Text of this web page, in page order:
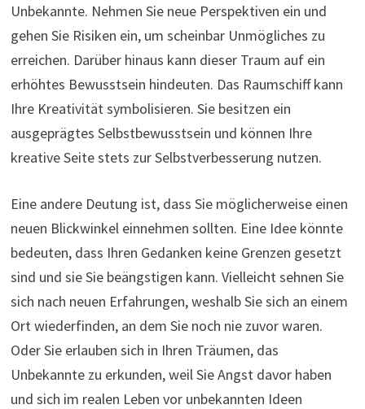
Unbekannte. Nehmen Sie neue Perspektiven ein und
gehen Sie Risiken ein, um scheinbar Unmögliches zu
erreichen. Darüber hinaus kann dieser Traum auf ein
erhöhtes Bewusstsein hindeuten. Das Raumschiff kann
Ihre Kreativität symbolisieren. Sie besitzen ein
ausgeprägtes Selbstbewusstsein und können Ihre
kreative Seite stets zur Selbstverbesserung nutzen.
Eine andere Deutung ist, dass Sie möglicherweise einen
neuen Blickwinkel einnehmen sollten. Eine Idee könnte
bedeuten, dass Ihren Gedanken keine Grenzen gesetzt
sind und sie Sie beängstigen kann. Vielleicht sehnen Sie
sich nach neuen Erfahrungen, weshalb Sie sich an einem
Ort wiederfinden, an dem Sie noch nie zuvor waren.
Oder Sie erlauben sich in Ihren Träumen, das
Unbekannte zu erkunden, weil Sie Angst davor haben
und sich im realen Leben vor unbekannten Ideen